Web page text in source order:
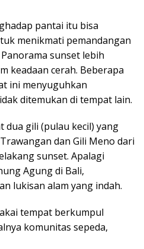
pantai itu bisa
menikmati pemandangan
sunset lebih
keadaan cerah. Beberapa
ini menyuguhkan
ditemukan di tempat lain.
dua gili (pulau kecil) yang
dan Gili Meno dari
sunset. Apalagi
Agung di Bali,
lukisan alam yang indah.
tempat berkumpul
komunitas sepeda,